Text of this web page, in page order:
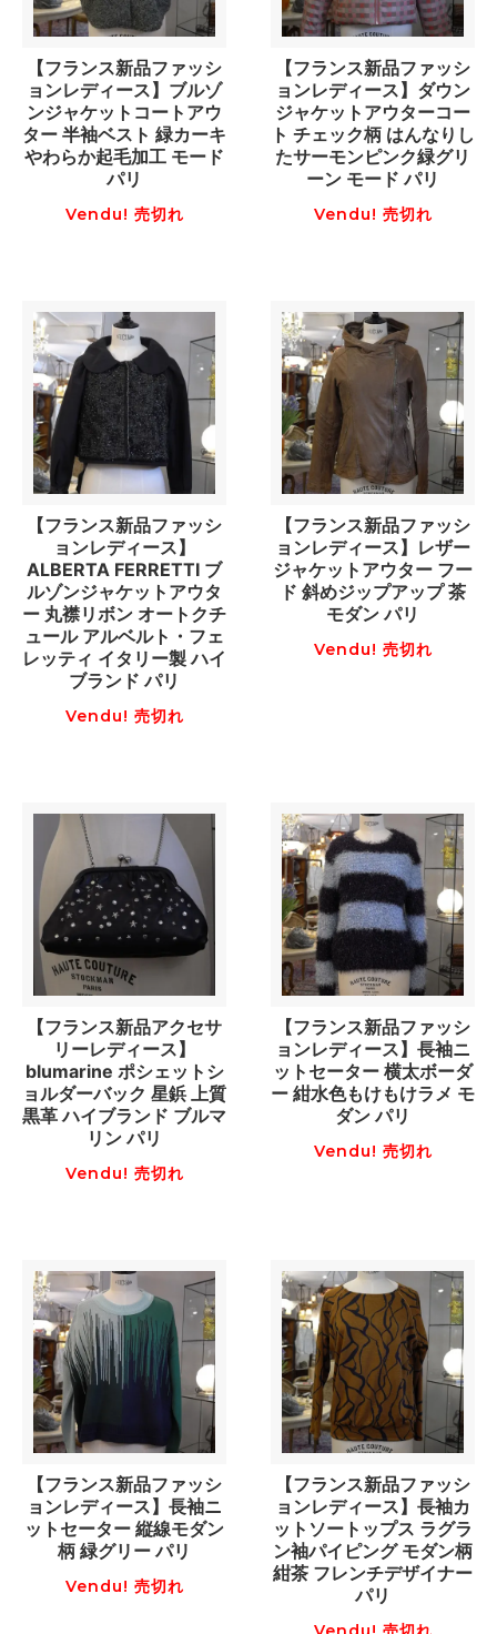
【フランス新品ファッシ
ョンレディース】ブルゾ
ンジャケットコートアウ
ター 半袖ベスト 緑カーキ
やわらか起毛加工 モード
パリ
Vendu! 売切れ
【フランス新品ファッシ
ョンレディース】ダウン
ジャケットアウターコー
ト チェック柄 はんなりし
たサーモンピンク緑グリ
ーン モード パリ
Vendu! 売切れ
【フランス新品ファッシ
ョンレディース】
ALBERTA FERRETTI ブ
ルゾンジャケットアウタ
ー 丸襟リボン オートクチ
ュール アルベルト・フェ
レッティ イタリー製 ハイ
ブランド パリ
Vendu! 売切れ
【フランス新品ファッシ
ョンレディース】レザー
ジャケットアウター フー
ド 斜めジップアップ 茶
モダン パリ
Vendu! 売切れ
【フランス新品アクセサ
リーレディース】
blumarine ポシェットシ
ョルダーバック 星鋲 上質
黒革 ハイブランド ブルマ
リン パリ
Vendu! 売切れ
【フランス新品ファッシ
ョンレディース】長袖ニ
ットセーター 横太ボーダ
ー 紺水色もけもけラメ モ
ダン パリ
Vendu! 売切れ
【フランス新品ファッシ
ョンレディース】長袖ニ
ットセーター 縦線モダン
柄 緑グリー パリ
Vendu! 売切れ
【フランス新品ファッシ
ョンレディース】長袖カ
ットソートップス ラグラ
ン袖パイピング モダン柄
紺茶 フレンチデザイナー
パリ